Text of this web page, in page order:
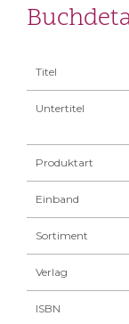
Titel
Untertitel
Produktart
Einband
Sortiment
Verlag
ISBN